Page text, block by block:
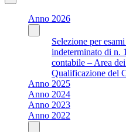
Anno 2026
Selezione per
indeterminato di n.
contabile – Area
Qualificazione del
Anno 2025
Anno 2024
Anno 2023
Anno 2022